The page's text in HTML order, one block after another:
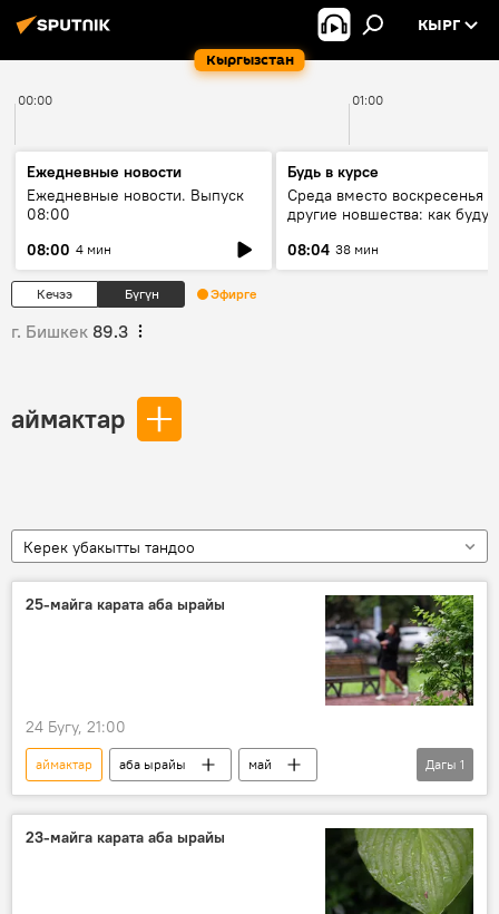
Кыргызстан
КЫРГ
00:00 01:00
Ежедневные новости
Ежедневные новости. Выпуск
08:00
08:00 4 мин
Будь в курсе
Среда вместо воскресенья и
другие новшества: как будут
08:04 38 мин
Кечээ Бүгүн Эфирге
г. Бишкек 89.3
аймактар
Керек убакытты тандоо
25-майга карата аба ырайы
24 Бугу, 21:00
аймактар аба ырайы
май
Кыргызстан
Дагы 1
23-майга карата аба ырайы